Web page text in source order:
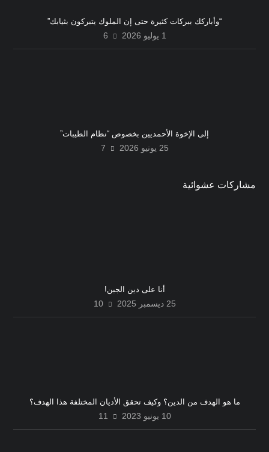
“وأباركك ببركات كثيرة حتى إن الملوك يتبركون بثيابك”
1 يوليو 2026 6
إلى الإخوة الأحمديين بخصوص “نظام الطيبات”
25 يونيو 2026 7
مشاركات عشوائية
أنا على دين الجبن!
25 ديسمبر 2025 10
ما هو الهدف من الدين؟ وكيف تحقق الأديان المختلفة هذا الهدف؟
10 يونيو 2023 11